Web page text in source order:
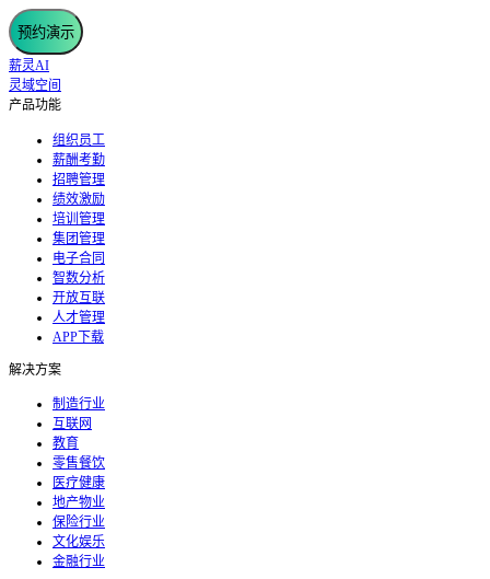
预约演示
薪灵AI
灵域空间
产品功能
组织员工
薪酬考勤
招聘管理
绩效激励
培训管理
集团管理
电子合同
智数分析
开放互联
人才管理
APP下载
解决方案
制造行业
互联网
教育
零售餐饮
医疗健康
地产物业
保险行业
文化娱乐
金融行业